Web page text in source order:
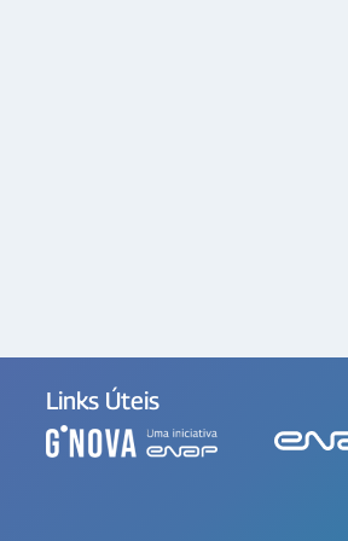
Links Úteis